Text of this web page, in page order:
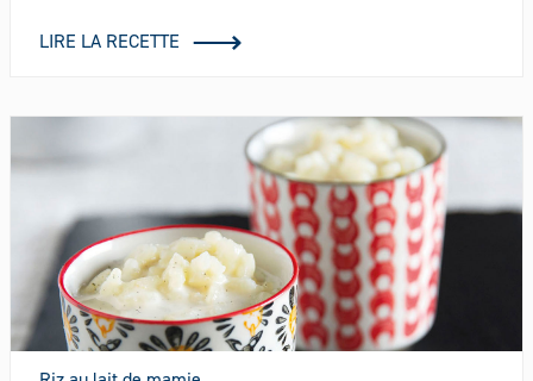
LIRE LA RECETTE